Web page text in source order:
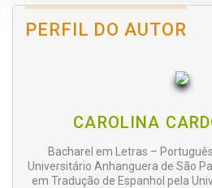
PERFIL DO AUTOR
CAROLINA
Bacharel em Letras –
Universitário Anhanguera de São
em Tradução de Espanhol pela